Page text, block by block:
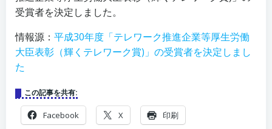
受賞者を決定しました。
情報源： 平成30年度「テレワーク推進企業等厚生労働
大臣表彰（輝くテレワーク賞)」の受賞者を決定しまし
た
この記事を共有:
Facebook X 印刷